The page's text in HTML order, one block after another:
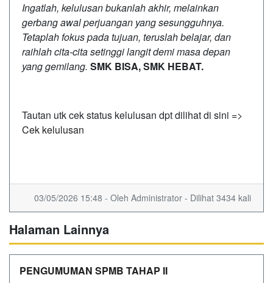
Ingatlah, kelulusan bukanlah akhir, melainkan
gerbang awal perjuangan yang sesungguhnya.
Tetaplah fokus pada tujuan, teruslah belajar, dan
raihlah cita-cita setinggi langit demi masa depan
yang gemilang. SMK BISA, SMK HEBAT.
Tautan utk cek status kelulusan dpt dilihat di sini =>
Cek kelulusan
03/05/2026 15:48 - Oleh Administrator - Dilihat 3434 kali
Halaman Lainnya
PENGUMUMAN SPMB TAHAP II